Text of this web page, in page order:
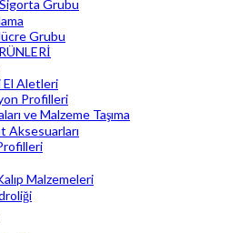
Grubu
Grubu
El Aletleri
Profilleri
ve Malzeme Taşıma
Aksesuarları
Malzemeleri